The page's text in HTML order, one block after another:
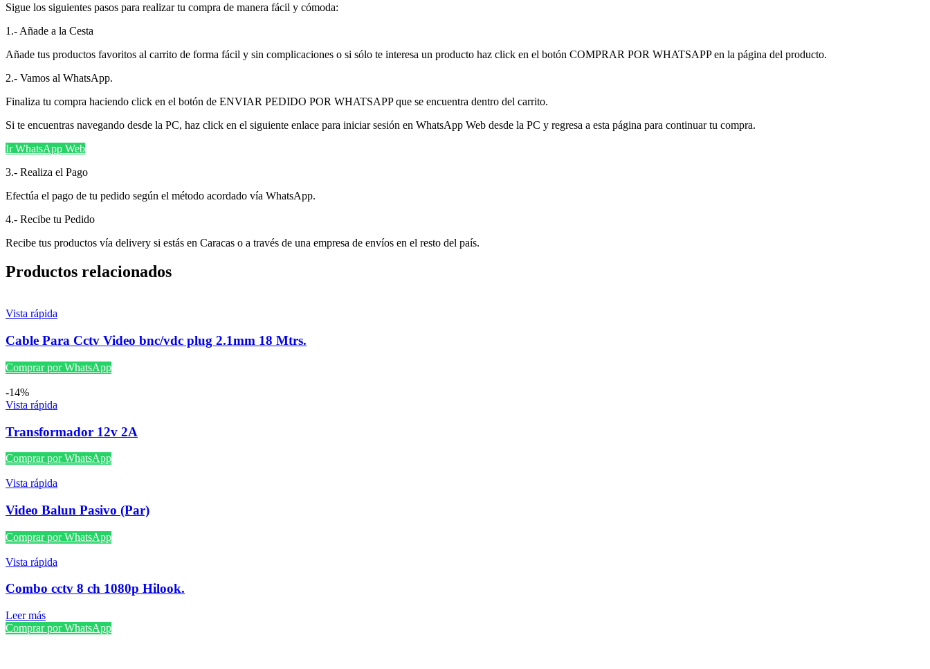
Sigue los siguientes pasos para realizar tu compra de manera fácil y cómoda:
1.- Añade a la Cesta
Añade tus productos favoritos al carrito de forma fácil y sin complicaciones o si sólo te interesa un producto haz click en el botón COMPRAR POR WHATSAPP en la página del producto.
2.- Vamos al WhatsApp.
Finaliza tu compra haciendo click en el botón de ENVIAR PEDIDO POR WHATSAPP que se encuentra dentro del carrito.
Si te encuentras navegando desde la PC, haz click en el siguiente enlace para iniciar sesión en WhatsApp Web desde la PC y regresa a esta página para continuar tu compra.
Ir WhatsApp Web
3.- Realiza el Pago
Efectúa el pago de tu pedido según el método acordado vía WhatsApp.
4.- Recibe tu Pedido
Recibe tus productos vía delivery si estás en Caracas o a través de una empresa de envíos en el resto del país.
Productos relacionados
Vista rápida
Cable Para Cctv Video bnc/vdc plug 2.1mm 18 Mtrs.
Comprar por WhatsApp
-14%
Vista rápida
Transformador 12v 2A
Comprar por WhatsApp
Vista rápida
Video Balun Pasivo (Par)
Comprar por WhatsApp
Vista rápida
Combo cctv 8 ch 1080p Hilook.
Leer más
Comprar por WhatsApp